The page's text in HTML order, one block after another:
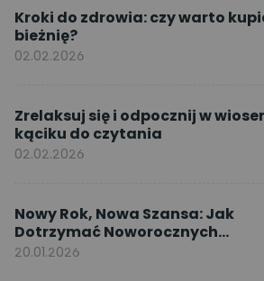
Kroki do zdrowia: czy warto
bieżnię?
02.02.2026
Zrelaksuj się i odpocznij w
kąciku do czytania
02.02.2026
Nowy Rok, Nowa Szansa: Jak
Dotrzymać Noworocznych
Postanowień dzięki ćwiczeniom w
20.01.2026